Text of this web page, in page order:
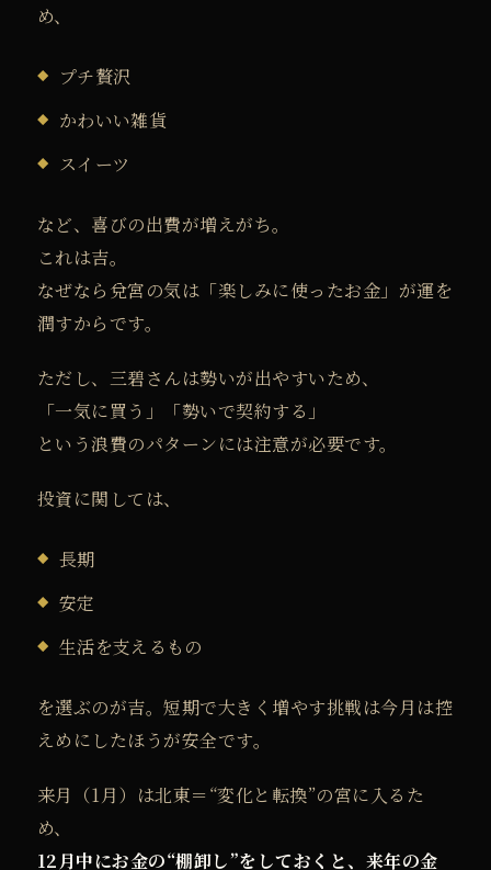
め、
プチ贅沢
かわいい雑貨
スイーツ
など、喜びの出費が増えがち。
これは吉。
なぜなら兌宮の気は「楽しみに使ったお金」が運を
潤すからです。
ただし、三碧さんは勢いが出やすいため、
「一気に買う」「勢いで契約する」
という浪費のパターンには注意が必要です。
投資に関しては、
長期
安定
生活を支えるもの
を選ぶのが吉。短期で大きく増やす挑戦は今月は控
えめにしたほうが安全です。
来月（1月）は北東＝“変化と転換”の宮に入るた
め、
12月中にお金の“棚卸し”をしておくと、来年の金